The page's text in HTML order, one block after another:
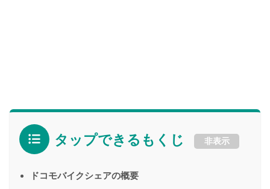
タップできるもくじ 非表示
ドコモバイクシェアの概要